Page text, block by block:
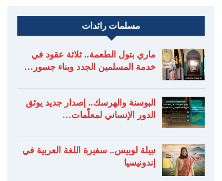
مسلمات رائدات
ماري بتول الطعمة.. ثلاثة عقود في
خدمة المسلمين الجدد وبناء جسور…
البوسنة والهرسك.. إصدار جديد يوثق
الدور الإنساني لمعلّمات…
نبيلة لوبيس.. سفيرة اللغة العربية في
إندونيسيا